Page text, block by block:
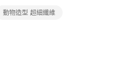
動物造型 超細纖維